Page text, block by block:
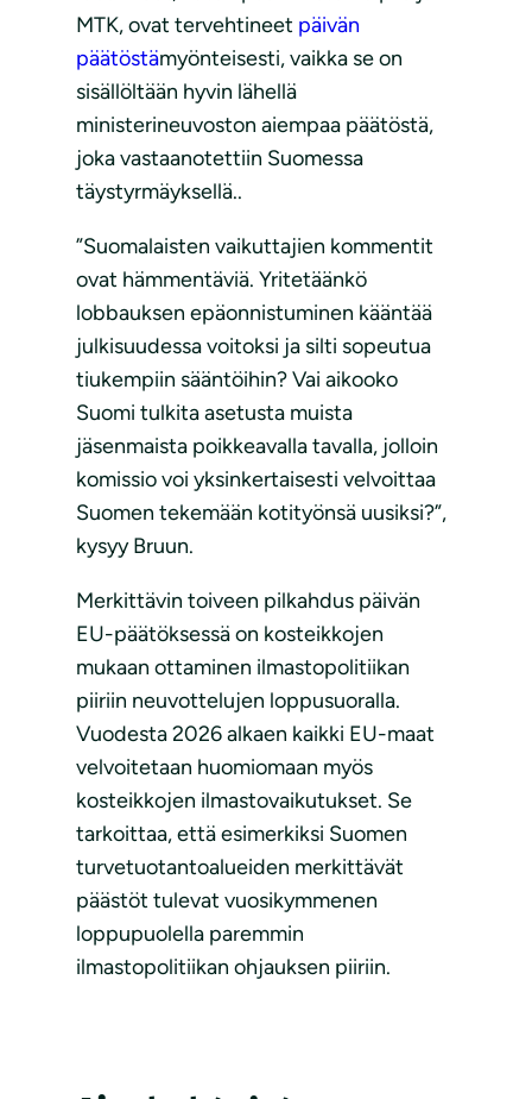
MTK, ovat tervehtineet päivän
päätöstämyönteisesti, vaikka se on
sisällöltään hyvin lähellä
ministerineuvoston aiempaa päätöstä,
joka vastaanotettiin Suomessa
täystyrmäyksellä..
”Suomalaisten vaikuttajien kommentit
ovat hämmentäviä. Yritetäänkö
lobbauksen epäonnistuminen kääntää
julkisuudessa voitoksi ja silti sopeutua
tiukempiin sääntöihin? Vai aikooko
Suomi tulkita asetusta muista
jäsenmaista poikkeavalla tavalla, jolloin
komissio voi yksinkertaisesti velvoittaa
Suomen tekemään kotityönsä uusiksi?”,
kysyy Bruun.
Merkittävin toiveen pilkahdus päivän
EU-päätöksessä on kosteikkojen
mukaan ottaminen ilmastopolitiikan
piiriin neuvottelujen loppusuoralla.
Vuodesta 2026 alkaen kaikki EU-maat
velvoitetaan huomiomaan myös
kosteikkojen ilmastovaikutukset. Se
tarkoittaa, että esimerkiksi Suomen
turvetuotantoalueiden merkittävät
päästöt tulevat vuosikymmenen
loppupuolella paremmin
ilmastopolitiikan ohjauksen piiriin.